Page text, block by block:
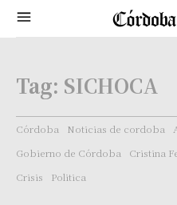
Tag: SICHOCA
Córdoba Noticias de cordoba
Gobierno de Córdoba
Cristina
Crisis
Politica